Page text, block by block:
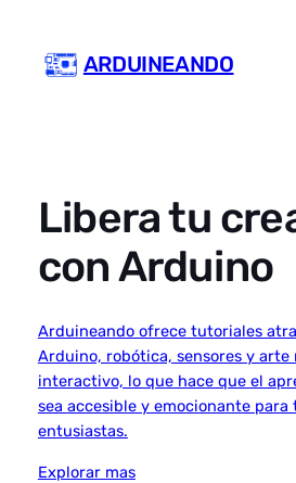
content
ARDUINEANDO
Libera tu
con Arduino
Arduineando ofrece tutoriales
Arduino, robótica, sensores y arte
interactivo, lo que hace que el
sea accesible y emocionante para
entusiastas.
Explorar mas